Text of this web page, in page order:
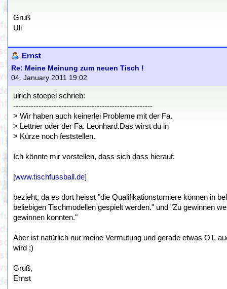
Gruß
Uli
Ernst
Re: Meine Meinung zum neuen Tisch !
04. January 2011 19:02
ulrich stoepel schrieb:
-------------------------------------------------------
> Wir haben auch keinerlei Probleme mit der Fa.
> Lettner oder der Fa. Leonhard.Das wirst du in
> Kürze noch feststellen.
Ich könnte mir vorstellen, dass sich dass hierauf:
[www.tischfussball.de]
bezieht, da es dort heisst "die Qualifikationsturniere können in
beliebigen Tischmodellen gespielt werden." und "Zu gewinnen
gewinnen konnten."
Aber ist natürlich nur meine Vermutung und gerade etwas OT,
wird ;)
Gruß,
Ernst